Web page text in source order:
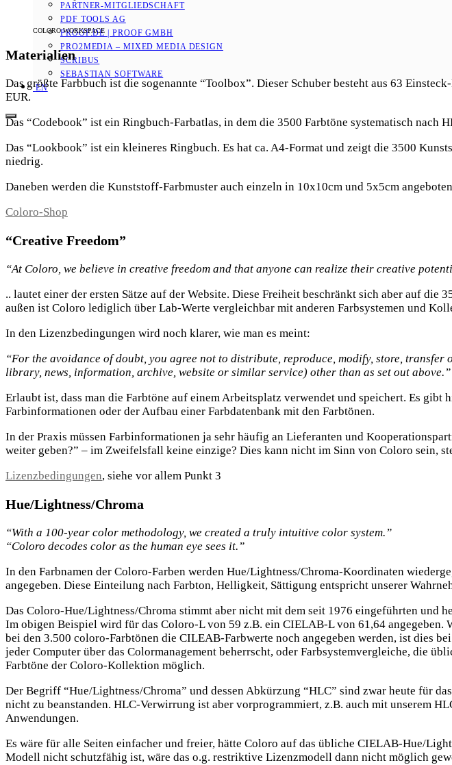
PARTNER-MITGLIEDSCHAFT
PDF TOOLS AG
PROOF.DE | PROOF GMBH
PRO2MEDIA – MIXED MEDIA DESIGN
SCRIBUS
SEBASTIAN SOFTWARE
EN
COLORO WORKSPACE
Materialien
Das größte Farbbuch ist die sogenannte “Toolbox”. Dieser Schuber besteht aus 63
EUR.
Das “Codebook” ist ein Ringbuch-Farbatlas, in dem die 3500 Farbtöne systematisch nach
Das “Lookbook” ist ein kleineres Ringbuch. Es hat ca. A4-Format und zeigt die 3500
niedrig.
Daneben werden die Kunststoff-Farbmuster auch einzeln in 10x10cm und 5x5cm
Coloro-Shop
“Creative Freedom”
“At Coloro, we believe in creative freedom and that anyone can realize their creative
.. lautet einer der ersten Sätze auf der Website. Diese Freiheit beschränkt sich aber auf
außen ist Coloro lediglich über Lab-Werte vergleichbar mit anderen Farbsystemen und
In den Lizenzbedingungen wird noch klarer, wie man es meint:
“For the avoidance of doubt, you agree not to distribute, reproduce, modify, store,
library, news, information, archive, website or similar service) other than as set out above.”
Erlaubt ist, dass man die Farbtöne auf einem Arbeitsplatz verwendet und speichert. Es
Farbinformationen oder der Aufbau einer Farbdatenbank mit den Farbtönen.
In der Praxis müssen Farbinformationen ja sehr häufig an Lieferanten und
weiter geben?” – im Zweifelsfall keine einzige? Dies kann nicht im Sinn von Coloro sein,
Lizenzbedingungen, siehe vor allem Punkt 3
Hue/Lightness/Chroma
“With a 100-year color methodology, we created a truly intuitive color system.”
“Coloro decodes color as the human eye sees it.”
In den Farbnamen der Coloro-Farben werden Hue/Lightness/Chroma-Koordinaten
angegeben. Diese Einteilung nach Farbton, Helligkeit, Sättigung entspricht unserer
Das Coloro-Hue/Lightness/Chroma stimmt aber nicht mit dem seit 1976 eingeführten
Im obigen Beispiel wird für das Coloro-L von 59 z.B. ein CIELAB-L von 61,64
bei den 3.500 coloro-Farbtönen die CILEAB-Farbwerte noch angegeben werden, ist dies
jeder Computer über das Colormanagement beherrscht, oder Farbsystemvergleiche, die
Farbtöne der Coloro-Kollektion möglich.
Der Begriff “Hue/Lightness/Chroma” und dessen Abkürzung “HLC” sind zwar heute für
nicht zu beanstanden. HLC-Verwirrung ist aber vorprogrammiert, z.B. auch mit unserem
Anwendungen.
Es wäre für alle Seiten einfacher und freier, hätte Coloro auf das übliche CIELAB-Hue/
Modell nicht schutzfähig ist, wäre das o.g. restriktive Lizenzmodell dann nicht möglich